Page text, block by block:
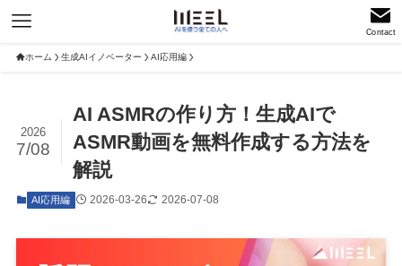
Contact
ホーム 生成AIイノベーター AI応用編
AI ASMRの作り方！生成AIで
ASMR動画を無料作成する方法を
解説
2026
7/08
AI応用編 2026-03-26 2026-07-08